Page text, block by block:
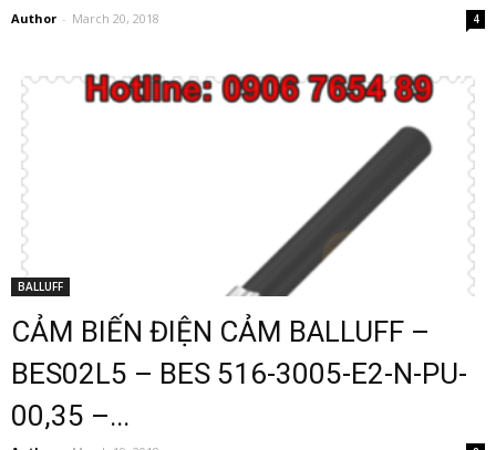
Author - March 20, 2018 4
BALLUFF
CẢM BIẾN ĐIỆN CẢM BALLUFF –
BES02L5 – BES 516-3005-E2-N-PU-
00,35 –...